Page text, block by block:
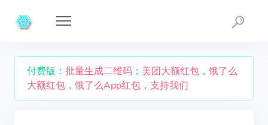
付费版： 批量生成二维码 ； 美团大额红包 ， 饿了么
大额红包 ， 饿了么App红包 ， 支持我们